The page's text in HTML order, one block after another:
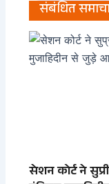
संबंधित
सेशन कोर्ट ने